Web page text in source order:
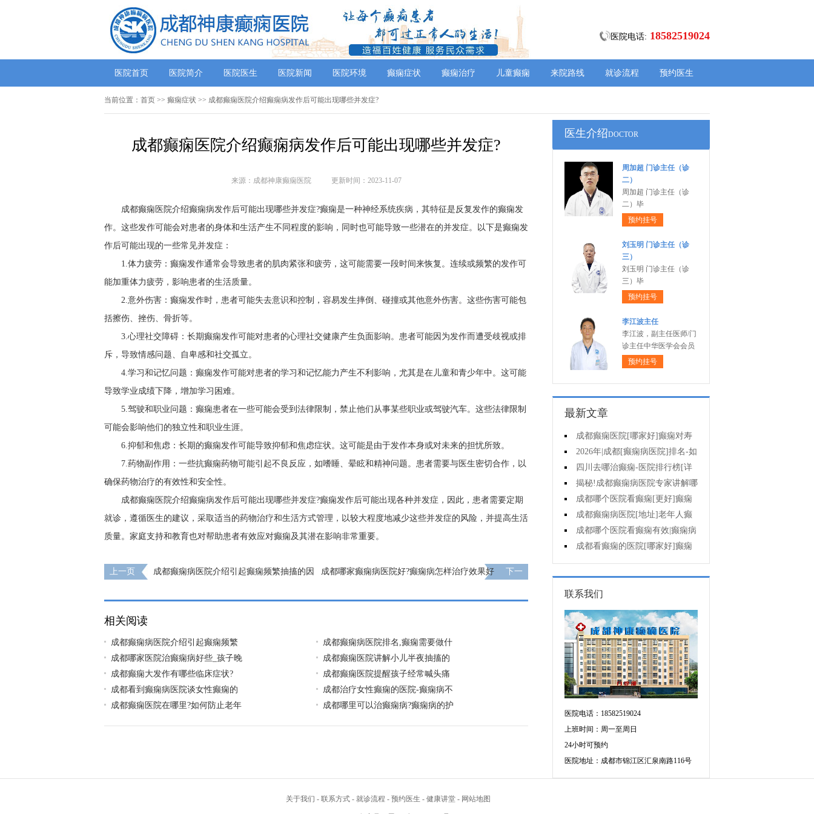
医院电话: 18582519024
医院首页 医院简介 医院医生 医院新闻 医院环境 癫痫症状 癫痫治疗 儿童癫痫 来院路线 就诊流程 预约医生
当前位置： 首页 >> 癫痫症状 >> 成都癫痫医院介绍癫痫病发作后可能出现哪些并发症?
成都癫痫医院介绍癫痫病发作后可能出现哪些并发症?
来源：成都神康癫痫医院 更新时间：2023-11-07
成都癫痫医院介绍癫痫病发作后可能出现哪些并发症?癫痫是一种神经系统疾病，其特征是反复发作的癫痫发
作。这些发作可能会对患者的身体和生活产生不同程度的影响，同时也可能导致一些潜在的并发症。以下是癫痫发
作后可能出现的一些常见并发症：
1.体力疲劳：癫痫发作通常会导致患者的肌肉紧张和疲劳，这可能需要一段时间来恢复。连续或频繁的发作可
能加重体力疲劳，影响患者的生活质量。
2.意外伤害：癫痫发作时，患者可能失去意识和控制，容易发生摔倒、碰撞或其他意外伤害。这些伤害可能包
括擦伤、挫伤、骨折等。
3.心理社交障碍：长期癫痫发作可能对患者的心理社交健康产生负面影响。患者可能因为发作而遭受歧视或排
斥，导致情感问题、自卑感和社交孤立。
4.学习和记忆问题：癫痫发作可能对患者的学习和记忆能力产生不利影响，尤其是在儿童和青少年中。这可能
导致学业成绩下降，增加学习困难。
5.驾驶和职业问题：癫痫患者在一些可能会受到法律限制，禁止他们从事某些职业或驾驶汽车。这些法律限制
可能会影响他们的独立性和职业生涯。
6.抑郁和焦虑：长期的癫痫发作可能导致抑郁和焦虑症状。这可能是由于发作本身或对未来的担忧所致。
7.药物副作用：一些抗癫痫药物可能引起不良反应，如嗜睡、晕眩和精神问题。患者需要与医生密切合作，以
确保药物治疗的有效性和安全性。
成都癫痫医院介绍癫痫病发作后可能出现哪些并发症?癫痫发作后可能出现各种并发症，因此，患者需要定期
就诊，遵循医生的建议，采取适当的药物治疗和生活方式管理，以较大程度地减少这些并发症的风险，并提高生活
质量。家庭支持和教育也对帮助患者有效应对癫痫及其潜在影响非常重要。
上一页
成都癫痫病医院介绍引起癫痫频繁抽搐的因
成都哪家癫痫病医院好?癫痫病怎样治疗效果好
下一
相关阅读
成都癫痫病医院介绍引起癫痫频繁
成都癫痫病医院排名,癫痫需要做什
成都哪家医院治癫痫病好些_孩子晚
成都癫痫医院讲解小儿半夜抽搐的
成都癫痫大发作有哪些临床症状?
成都癫痫医院提醒孩子经常喊头痛
成都看到癫痫病医院谈女性癫痫的
成都治疗女性癫痫的医院-癫痫病不
成都癫痫医院在哪里?如何防止老年
成都哪里可以治癫痫病?癫痫病的护
医生介绍DOCTOR
周加超 门诊主任（诊
二）
周加超 门诊主任（诊
二）毕
预约挂号
刘玉明 门诊主任（诊
三）
刘玉明 门诊主任（诊
三）毕
预约挂号
李江波主任
李江波，副主任医师/门
诊主任中华医学会会员
预约挂号
最新文章
成都癫痫医院[哪家好]癫痫对寿
命有影响吗?
2026年|成都[癫痫病医院]排名-如
何预防癫痫治疗走入误区?
四川去哪治癫痫-医院排行榜[详
细排名]小儿癫痫病要如何治疗?
揭秘!成都癫痫病医院专家讲解哪
些方法治疗癫痫好?
成都哪个医院看癫痫[更好]癫痫
为什么会诱发?
成都癫痫病医院[地址]老年人癫
痫平时要注意什么?
成都哪个医院看癫痫有效|癫痫病
人能熬夜吗?
成都看癫痫的医院[哪家好]癫痫
病人生活中如何护理?
联系我们
医院电话：18582519024
上班时间：周一至周日
24小时可预约
医院地址：成都市锦江区汇泉南路116号
关于我们 - 联系方式 - 就诊流程 - 预约医生 - 健康讲堂 - 网站地图